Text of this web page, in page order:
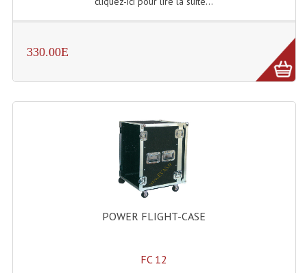
Angles Structure QUATRO290
Angles Structure SD250
Angles Structure TRIO290
Angles Structure Triodéco
Angles Trio Steel Acier
330.00E
POWER FLIGHT-CASE
FC 12